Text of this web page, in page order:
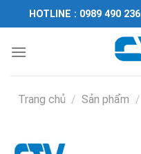
Chuyển
đến
dung
HOTLINE : 0989 490
Trang chủ / Sản phẩm /